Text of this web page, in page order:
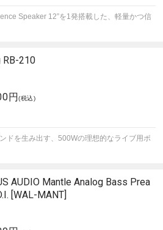
Speaker 12”を1発搭載した、軽量かつ信
RB-210
円(税込)
ドを生み出す、500Wの理想的なライブ用ポ
AUDIO Mantle Analog Bass Prea
[WAL-MANT]